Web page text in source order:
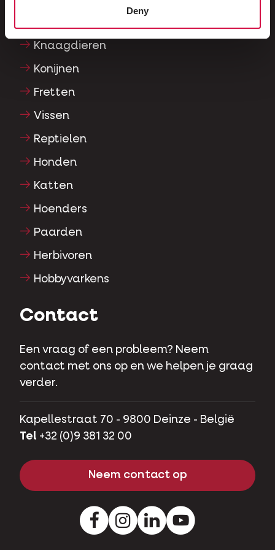
Deny
Knaagdieren
Konijnen
Fretten
Vissen
Reptielen
Honden
Katten
Hoenders
Paarden
Herbivoren
Hobbyvarkens
Contact
Een vraag of een probleem? Neem
contact met ons op en we helpen je graag
verder.
Kapellestraat 70 - 9800 Deinze - België
Tel +32 (0)9 381 32 00
Neem contact op
FacebookInstagramLinkedInYoutube